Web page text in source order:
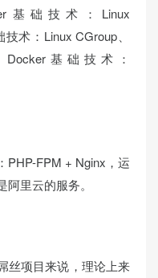
基础技术：Linux
术：Linux CGroup、
基础技术：
PHP-FPM + Nginx，运
里云的服务。
丝项目来说，理论上来